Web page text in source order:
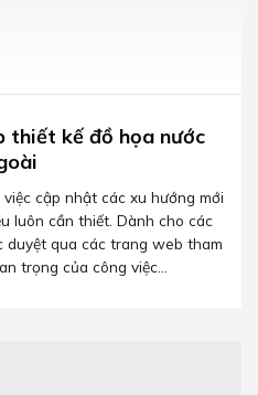
thiết kế đồ họa nước
cập nhật các xu hướng mới
luôn cần thiết. Dành cho các
duyệt qua các trang web tham
trọng của công việc...